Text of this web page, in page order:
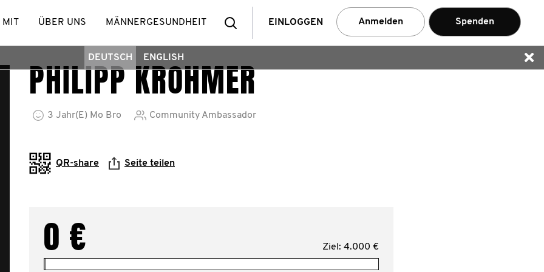
SuchenEINLOGGEN Anmelden Spenden
MIT ÜBER UNS MÄNNERGESUNDHEIT
DEUTSCH ENGLISH
PHILIPP KROHMER
3 Jahr(e) Mo Bro Community Ambassador
QR-share Seite teilen
0 € Ziel: 4.000 €